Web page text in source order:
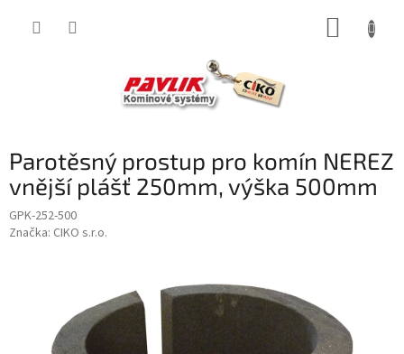
Parotěsný prostup pro komín NEREZ
vnější plášť 250mm, výška 500mm
GPK-252-500
Značka: CIKO s.r.o.